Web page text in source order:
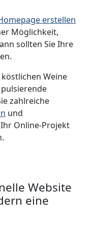
erstellen
Möglichkeit,
sollten Sie Ihre
Weine
zahlreiche
und
Online-Projekt
Website
eine